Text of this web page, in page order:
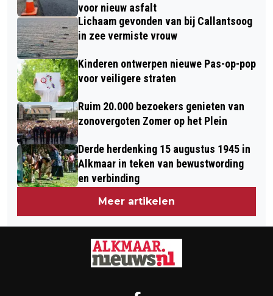
voor nieuw asfalt
Lichaam gevonden van bij Callantsoog
in zee vermiste vrouw
Kinderen ontwerpen nieuwe Pas-op-pop
voor veiligere straten
Ruim 20.000 bezoekers genieten van
zonovergoten Zomer op het Plein
Derde herdenking 15 augustus 1945 in
Alkmaar in teken van bewustwording
en verbinding
Meer artikelen